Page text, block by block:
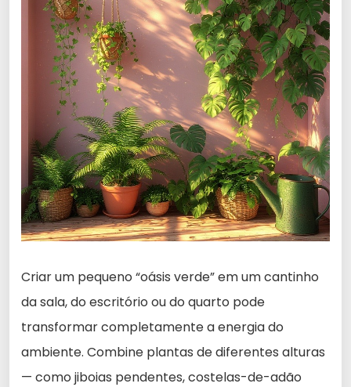
Criar um pequeno “oásis verde” em um cantinho
da sala, do escritório ou do quarto pode
transformar completamente a energia do
ambiente. Combine plantas de diferentes alturas
— como jiboias pendentes, costelas-de-adão